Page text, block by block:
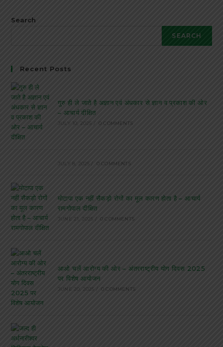
Search
SEARCH
Recent Posts
गुरु ही ले जाते है अज्ञान एवं अंधकार से ज्ञान व प्रकाश की ओर
– आचार्य दीक्षित
JULY 10, 2025 / 0 COMMENTS
JULY 8, 2025 / 0 COMMENTS
मोटापा एक नहीं सैकड़ो रोगों का मूल कारण होता है – आचार्य
रामगोपाल दीक्षित
JUNE 21, 2025 / 0 COMMENTS
आओ चलें आरोग्य की ओर – अंतरराष्ट्रीय योग दिवस 2025
पर विशेष आयोजन
JUNE 20, 2025 / 0 COMMENTS